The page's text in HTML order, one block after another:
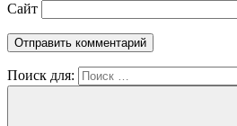
Сайт
Поиск для: